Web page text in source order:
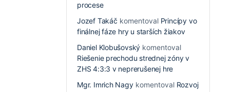
procese
Jozef Takáč komentoval Princípy vo
finálnej fáze hry u starších žiakov
Daniel Klobušovský komentoval
Riešenie prechodu strednej zóny v
ZHS 4:3:3 v neprerušenej hre
Mgr. Imrich Nagykomentoval Rozvoj